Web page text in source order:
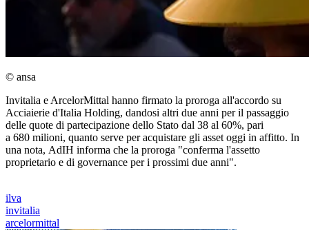
© ansa
Invitalia e ArcelorMittal hanno firmato la proroga all'accordo su
Acciaierie d'Italia Holding, dandosi altri due anni per il passaggio
delle quote di partecipazione dello Stato dal 38 al 60%, pari
a 680 milioni, quanto serve per acquistare gli asset oggi in affitto. In
una nota, AdIH informa che la proroga "conferma l'assetto
proprietario e di governance per i prossimi due anni".
ilva
invitalia
arcelormittal